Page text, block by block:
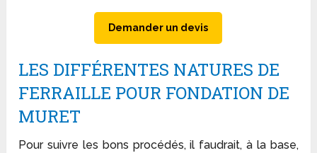
Demander un devis
LES DIFFÉRENTES NATURES DE
FERRAILLE POUR FONDATION DE
MURET
Pour suivre les bons procédés, il faudrait, à la base,